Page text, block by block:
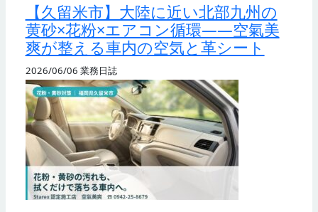
【久留米市】大陸に近い北部九州の
黄砂×花粉×エアコン循環——空氣美
爽が整える車内の空気と革シート
2026/06/06 業務日誌